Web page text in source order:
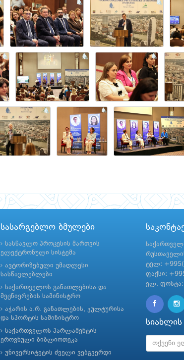
სასარგებლო ბმულები
სასწავლო პროცესის მართვის
ელექტრონული სისტემა
ავტორიზებული უმაღლესი
სასწავლებლები
საქართველოს განათლებისა და
მეცნიერების სამინისტრო
აჭარის ა.რ. განათლების, კულტურისა
და სპორტის სამინისტრო
საქართველოს პარლამენტის
ეროვნული ბიბლიოთეკა
უნივერსიტეტის ძველი ვებგვერდი
ტელ:
ფაქსი:
ელ. ფოსტა: